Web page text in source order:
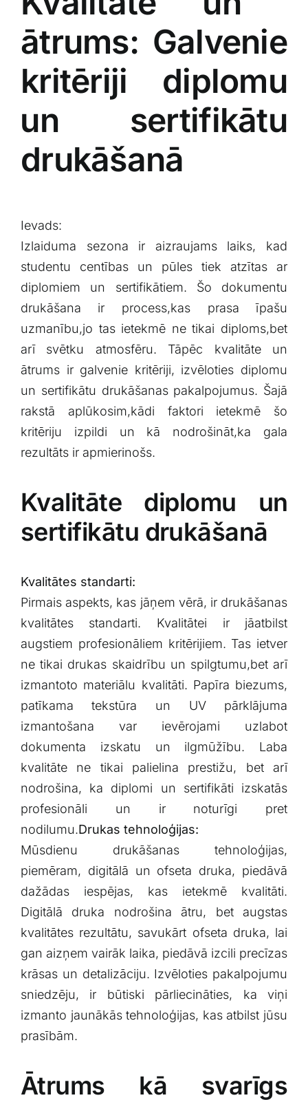
ātrums: Galvenie
‍kritēriji diplomu
⁤un sertifikātu
drukāšanā
Ievads:
Izlaiduma sezona ir aizraujams laiks, kad
studentu centības‍ un pūles tiek atzītas ar
diplomiem un sertifikātiem. Šo ⁢dokumentu
drukāšana ir process,kas prasa īpašu
⁢uzmanību,jo tas ietekmē‍ ne tikai ​diploms,bet
arī svētku⁤ atmosfēru.⁢ Tāpēc kvalitāte ⁣un⁣
ātrums ir galvenie kritēriji,​ izvēloties‍ diplomu
un ‍sertifikātu ‍drukāšanas pakalpojumus. Šajā
‌rakstā⁢ aplūkosim,kādi ‌faktori ietekmē ⁣šo
kritēriju izpildi un ‍kā nodrošināt,ka ​gala
rezultāts‌ ir apmierinošs.
Kvalitāte diplomu un⁣
sertifikātu‍ drukāšanā
Kvalitātes standarti:
Pirmais‍ aspekts, kas jāņem vērā,‍ ir drukāšanas
​kvalitātes standarti. Kvalitātei ir jāatbilst
augstiem profesionāliem kritērijiem.‍ Tas ietver
ne tikai‍ drukas skaidrību un ​spilgtumu,bet arī
izmantoto ‍materiālu kvalitāti. Papīra biezums,
patīkama​ tekstūra un UV pārklājuma
‍izmantošana‍ var ‍ievērojami uzlabot
⁤dokumenta izskatu un ilgmūžību.​ Laba
kvalitāte ne tikai palielina prestižu, bet arī
nodrošina, ‌ka ​diplomi​ un sertifikāti izskatās
profesionāli ⁢un ir ‍noturīgi pret
nodilumu.Drukas ⁢tehnoloģijas:
Mūsdienu drukāšanas ⁢tehnoloģijas,
piemēram, ⁤digitālā un ofseta druka, piedāvā
‌dažādas iespējas, kas ietekmē⁢ kvalitāti.
Digitālā druka nodrošina ātru, bet augstas
kvalitātes rezultātu, savukārt⁤ ofseta druka, lai
⁤gan aizņem vairāk laika, piedāvā⁢ izcili ‌precīzas⁢
krāsas ‌un detalizāciju. Izvēloties‌ pakalpojumu
sniedzēju, ir būtiski pārliecināties, ka viņi
izmanto jaunākās tehnoloģijas, kas atbilst jūsu
‍prasībām.
Ātrums kā svarīgs